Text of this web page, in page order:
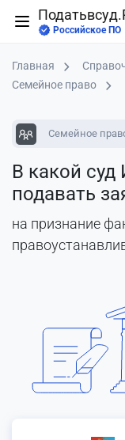
Российское ПО
Главная
Семейное право
Семейное
В какой
подавать
на признание